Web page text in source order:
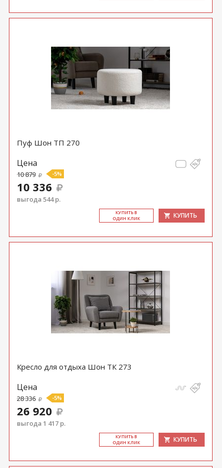
Пуф Шон ТП 270
Цена
10 879 -5%
10 336
выгода 544 р.
КУ­ПИТЬ В
ОДИН КЛИК
КУПИТЬ
Кресло для отдыха Шон ТК 273
Цена
28 336 -5%
26 920
выгода 1 417 р.
КУ­ПИТЬ В
ОДИН КЛИК
КУПИТЬ